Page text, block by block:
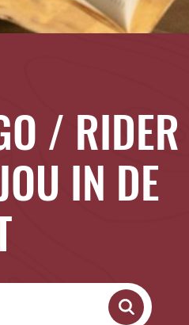
/ RIDER
IN DE